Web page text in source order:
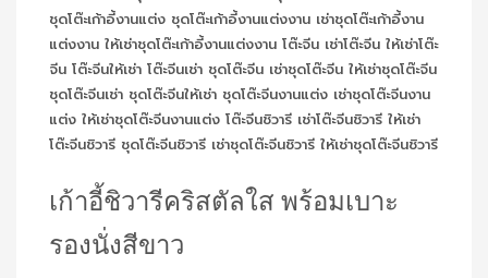
เก้าอี้ชิวารีคริสตัลใส พร้อมเบาะ
รองนั่งสีขาว